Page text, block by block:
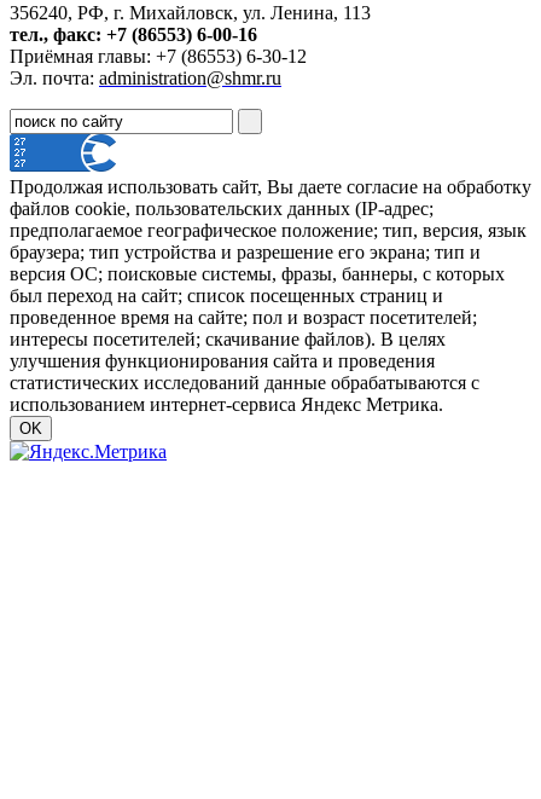
356240, РФ, г. Михайловск, ул. Ленина, 113
тел., факс: +7 (86553) 6-00-16
Приёмная главы: +7 (86553) 6-30-12
Эл. почта: administration@shmr.ru
Продолжая использовать сайт, Вы даете согласие на обработку
файлов cookie, пользовательских данных (IP-адрес;
предполагаемое географическое положение; тип, версия, язык
браузера; тип устройства и разрешение его экрана; тип и
версия ОС; поисковые системы, фразы, баннеры, с которых
был переход на сайт; список посещенных страниц и
проведенное время на сайте; пол и возраст посетителей;
интересы посетителей; скачивание файлов). В целях
улучшения функционирования сайта и проведения
статистических исследований данные обрабатываются с
использованием интернет-сервиса Яндекс Метрика.
OK